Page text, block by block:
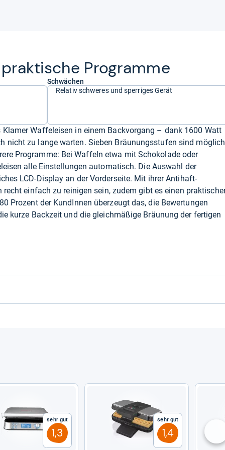
Pro­gramme
Schwächen
Relativ schweres und sperriges Gerät
Waffeleisen in einem Backvorgang – dank 1600 Watt
nicht zu lange warten. Sieben Bräunungsstufen sind
Programme: Bei Waffeln etwa mit Schokolade oder
alle Einstellungen automatisch. Die Auswahl der
LCD-Display an der Vorderseite. Mit ihrer Antihaft-
einfach zu reinigen sein, zudem gibt es einen
Prozent der KundInnen überzeugt das, die Bewertungen
kurze Backzeit und die gleichmäßige Bräunung der fertigen
Sehr gut
1,3
Sehr gut
1,4